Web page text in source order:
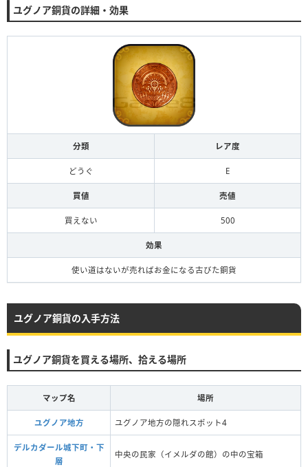
ユグノア銅貨の詳細・効果
分類 レア度
どうぐ E
買値 売値
買えない 500
効果
使い道はないが売ればお金になる古びた銅貨
ユグノア銅貨の入手方法
ユグノア銅貨を買える場所、拾える場所
マップ名 場所
ユグノア地方 ユグノア地方の隠れスポット4
デルカダール城下町・下
層
中央の民家（イメルダの館）の中の宝箱